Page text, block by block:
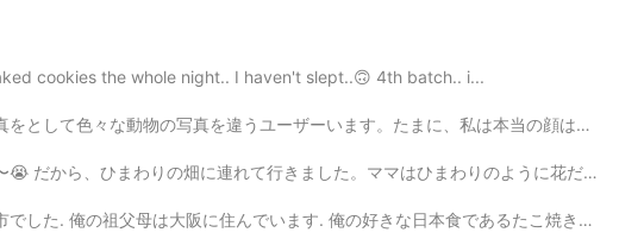
2019.10.11 03:48
ます！
cookies the whole night.. I haven't slept..🙃 4th batch.. i...
ーザーいます。たまに、私は本当の顔はどうかなだと考えて、たぶんその写真に似てると思います。例えば、写真は猫を使う場合は、たぶん猫っ...
行きました。ママはひまわりのように花だと思います。明るくて陽気な感じがあるから。ひまわりを見ると、そんなことを思ってます。ママを考...
住んでいます. 俺の好きな日本食であるたこ焼きは大阪で作られた. 俺の好きな文化は歌舞伎で、初めて大阪で歌舞伎を見た. 🗾 俺日...